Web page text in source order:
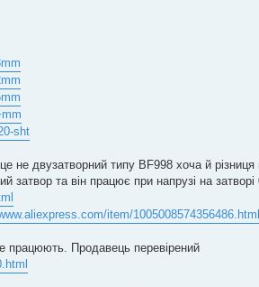
sht
не двузатворний типу BF998 хоча й
затвор та він працює при напрузі на
item/1005008574356486.html
працюють. Продавець перевірений